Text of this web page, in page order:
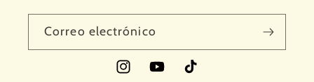
Correo electrónico
InstagramYouTubeTikTok